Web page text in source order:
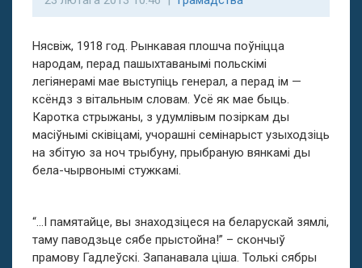
Нясвіж, 1918 год. Рынкавая плошча поўніцца
народам, перад пашыхтаванымі польскімі
легіянерамі мае выступіць генерал, а перад ім —
ксёндз з вітальным словам. Усё як мае быць.
Каротка стрыжаны, з удумлівым позіркам ды
масіўнымі сківіцамі, учорашні семінарыст узыходзіць
на збітую за ноч трыбуну, прыбраную вянкамі ды
бела-чырвонымі стужкамі.
“…І памятайце, вы знаходзіцеся на беларускай зямлі,
таму паводзьце сябе прыстойна!” – скончыў
прамову Гадлеўскі. Запанавала ціша. Толькі сябры